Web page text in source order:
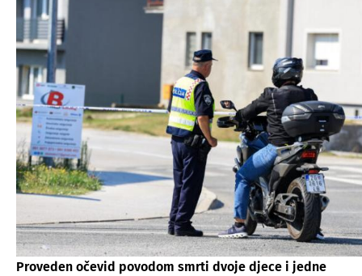
Proveden očevid povodom smrti dvoje djece i jedne